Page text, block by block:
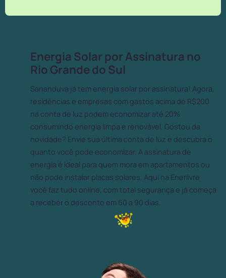
Energia Solar por Assinatura no
Rio Grande do Sul
Sananduva já tem energia solar por assinatura! Agora,
residências e empresas com gastos acima de R$200
na conta de luz podem economizar até 20%
consumindo energia limpa e renovável. Gostou da
novidade? Envie sua última conta de luz e descubra o
quanto você pode economizar. A assinatura de
energia é ideal para quem mora em apartamentos ou
não pode instalar placas solares. Aqui na Enerlivre
você faz tudo online, com total segurança e já começa
a receber o desconto em 60 a 90 dias.